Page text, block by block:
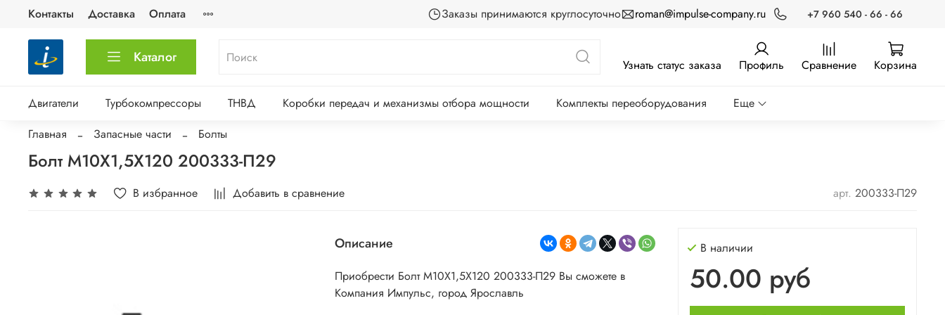
Контакты Доставка Оплата Заказы принимаются круглосуточно roman@impulse-company.ru +7 960 540 - 66 - 66
Каталог Узнать статус заказа Профиль Сравнение Корзина
Двигатели Турбокомпрессоры ТНВД Коробки передач и механизмы отбора мощности Комплекты переоборудования
Еще
Главная
Запасные части Болты
Болт М10Х1,5Х120 200333-П29
В избранное Добавить в сравнение арт. 200333-П29
Описание
Приобрести Болт М10Х1,5Х120 200333-П29 Вы сможете в
Компания Импульс, город Ярославль
В наличии
50.00 руб